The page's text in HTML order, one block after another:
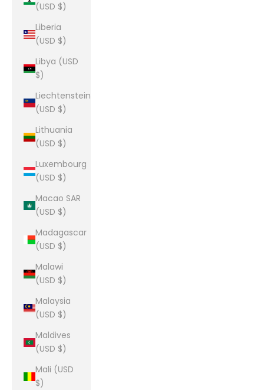
(USD $)
Liberia
(USD $)
Libya (USD
$)
Liechtenstein
(USD $)
Lithuania
(USD $)
Luxembourg
(USD $)
Macao SAR
(USD $)
Madagascar
(USD $)
Malawi
(USD $)
Malaysia
(USD $)
Maldives
(USD $)
Mali (USD
$)